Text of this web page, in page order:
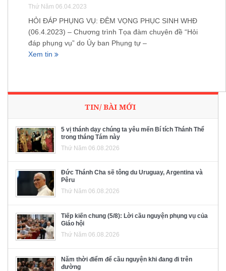
Thứ Năm 06.04.2023
HỎI ĐÁP PHỤNG VỤ: ĐÊM VỌNG PHỤC SINH WHĐ
(06.4.2023) – Chương trình Tọa đàm chuyên đề “Hỏi
đáp phụng vụ” do Ủy ban Phụng tự –
Xem tin
TIN/ BÀI MỚI
5 vị thánh dạy chúng ta yêu mến Bí tích Thánh Thể
trong tháng Tám này
Thứ Năm 06.08.2026
Đức Thánh Cha sẽ tông du Uruguay, Argentina và
Pêru
Thứ Năm 06.08.2026
Tiếp kiến chung (5/8): Lời cầu nguyện phụng vụ của
Giáo hội
Thứ Năm 06.08.2026
Năm thời điểm để cầu nguyện khi đang đi trên
đường